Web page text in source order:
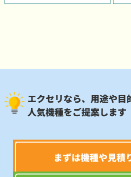
エクセリなら、用途や目
人気機種をご提案します
まずは機種や見積